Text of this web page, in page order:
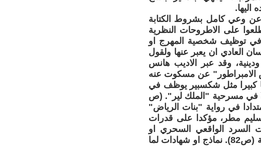
اليها.
عن وعي كامل بشروط الكتابة
على الاطروحات النظرية
العالمي في توظيف شخصية المهرج او
العادي ان يعبر عنها ولقول
وقد عبر الاديب هانس
الامبراطور" عن مسكوت عنه
كبيرا مثل شكسبير يوظف في
في مسرحية "الملك لير". (ص
في رواية "بنات الرياض"
سليم مطر، مؤكدا على قدرات
السرد الواقعي السحري او
الايهامي وبافادة واضحة من المبنى الميتا سردي في الرواية الحديثة (ص82). نماذج او شهادات لما